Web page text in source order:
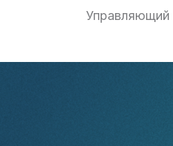
Управляющий